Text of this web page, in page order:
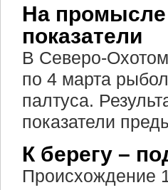
На промысле
показатели
В Северо-
по 4 марта
палтуса.
показатели
К берегу –
Происхождение